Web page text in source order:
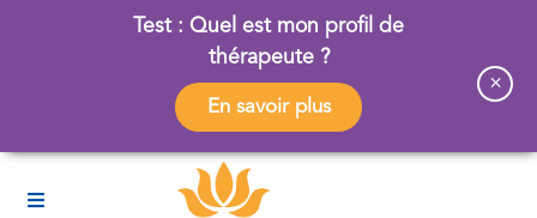
Test : Quel est mon profil de
thérapeute ?
En savoir plus
×